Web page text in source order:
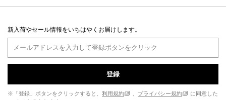
新入荷やセール情報をいちはやくお届けします。
登録
※「登録」ボタンをクリックすると、 利用規約 、 プライバシー規約
に同意した